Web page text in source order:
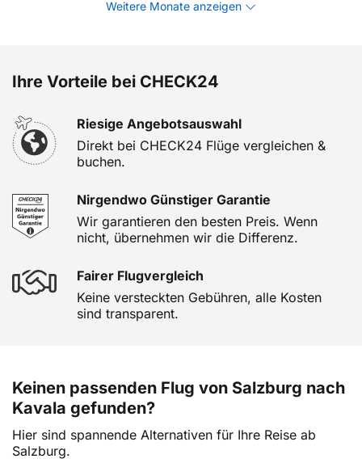
Weitere Monate anzeigen
Ihre Vorteile bei CHECK24
Riesige Angebotsauswahl
Direkt bei CHECK24 Flüge vergleichen &
buchen.
Nirgendwo Günstiger Garantie
Wir garantieren den besten Preis. Wenn
nicht, übernehmen wir die Differenz.
Fairer Flugvergleich
Keine versteckten Gebühren, alle Kosten
sind transparent.
Keinen passenden Flug von Salzburg nach
Kavala gefunden?
Hier sind spannende Alternativen für Ihre Reise ab
Salzburg.